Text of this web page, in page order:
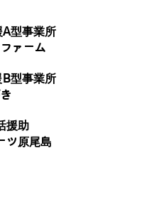
型事業所
ァーム
型事業所
援助
ツ原尾島